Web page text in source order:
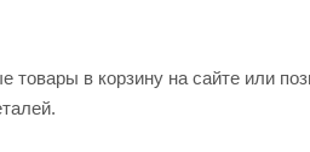
товары в корзину на сайте или